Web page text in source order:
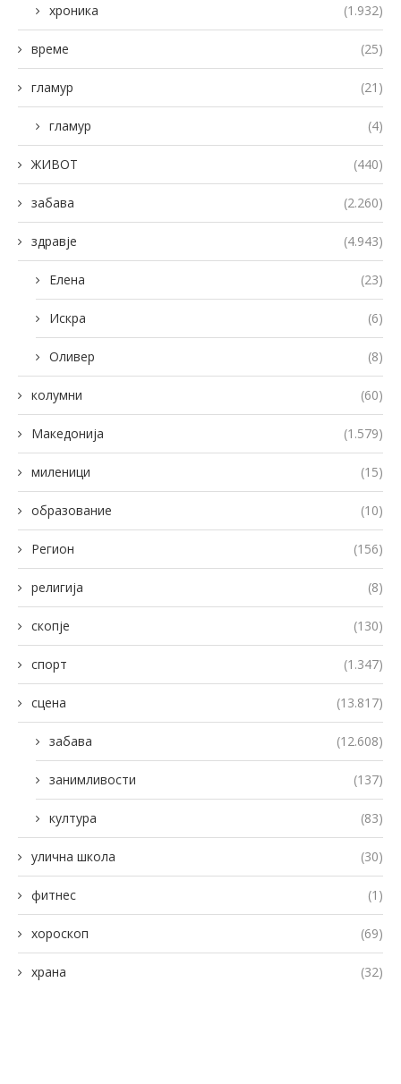
хроника (1.932)
време (25)
гламур (21)
гламур (4)
ЖИВОТ (440)
забава (2.260)
здравје (4.943)
Елена (23)
Искра (6)
Оливер (8)
колумни (60)
Македонија (1.579)
миленици (15)
образование (10)
Регион (156)
религија (8)
скопје (130)
спорт (1.347)
сцена (13.817)
забава (12.608)
занимливости (137)
култура (83)
улична школа (30)
фитнес (1)
хороскоп (69)
храна (32)